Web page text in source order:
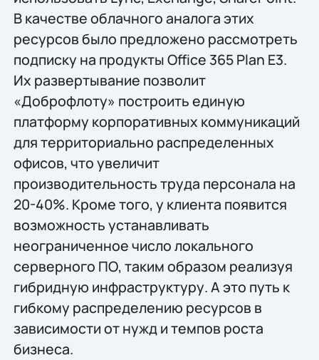
В качестве облачного аналога этих
ресурсов было предложено рассмотреть
подписку на продукты Office 365 Plan E3.
Их развертывание позволит
«Доброфлоту» построить единую
платформу корпоративных коммуникаций
для территориально распределенных
офисов, что увеличит
производительность труда персонала на
20-40%. Кроме того, у клиента появится
возможность устанавливать
неограниченное число локального
серверного ПО, таким образом реализуя
гибридную инфраструктуру. А это путь к
гибкому распределению ресурсов в
зависимости от нужд и темпов роста
бизнеса.